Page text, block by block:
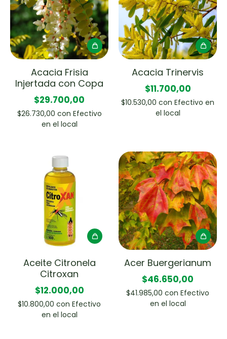
Acacia Frisia
Injertada con Copa
$29.700,00
$26.730,00 con Efectivo
en el local
Acacia Trinervis
$11.700,00
$10.530,00 con Efectivo en
el local
Aceite Citronela
Citroxan
$12.000,00
$10.800,00 con Efectivo
en el local
Acer Buergerianum
$46.650,00
$41.985,00 con Efectivo
en el local